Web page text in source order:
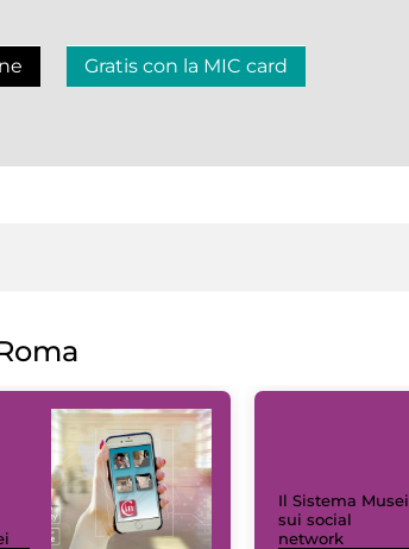
Gratis con la MIC card
Il Sistema Musei
sui social
network